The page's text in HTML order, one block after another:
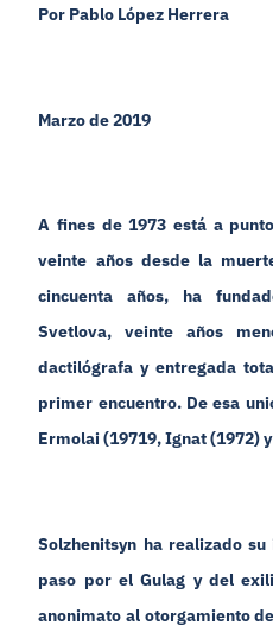
Por Pablo López Herrera
Marzo de 2019
A fines de 1973 está a
veinte años desde la
cincuenta años, ha
Svetlova, veinte años
dactilógrafa y entregada
primer encuentro. De esa
Ermolai (19719, Ignat (1972)
Solzhenitsyn ha realizado
paso por el Gulag y del
anonimato al otorgamiento